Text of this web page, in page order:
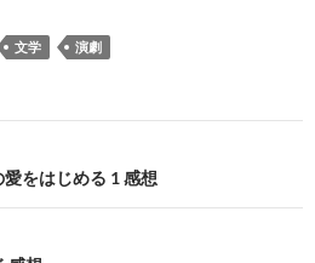
文学 演劇
をはじめる 1 感想